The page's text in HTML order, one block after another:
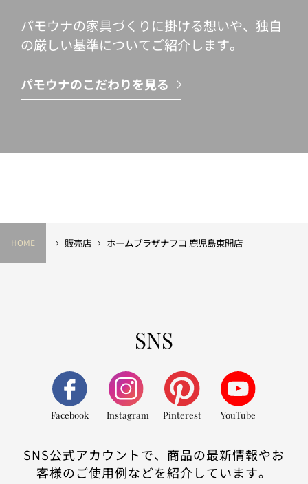
パモウナの家具づくりに掛ける想いや、独自
の厳しい基準についてご紹介します。
パモウナのこだわりを見る
HOME 販売店 ホームプラザナフコ 鹿児島東開店
SNS
Facebook Instagram Pinterest YouTube
SNS公式アカウントで、商品の最新情報やお
客様のご使用例などを紹介しています。